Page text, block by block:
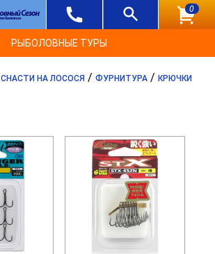
0
РЫБОЛОВНЫЕ ТУРЫ
СНАСТИ НА ЛОСОСЯ / ФУРНИТУРА / КРЮЧКИ